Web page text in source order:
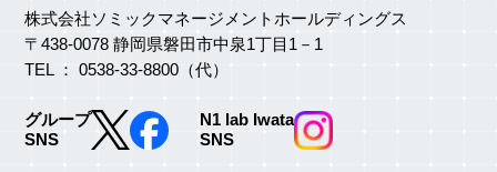
株式会社ソミックマネージメントホールディングス
〒438-0078 静岡県磐田市中泉1丁目1－1
TEL ： 0538-33-8800（代）
グループ
SNS
N1 lab Iwata
SNS